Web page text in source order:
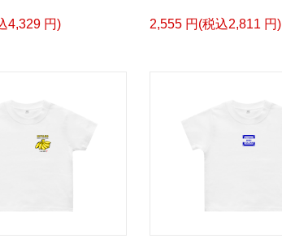
4,329 円) 2,555 円(税込2,811 円)